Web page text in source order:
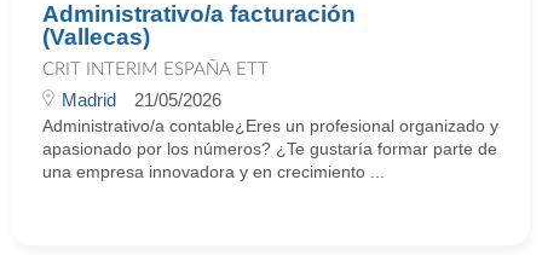
Administrativo/a facturación
(Vallecas)
CRIT INTERIM ESPAÑA ETT
Madrid 21/05/2026
Administrativo/a contable¿Eres un profesional organizado y
apasionado por los números? ¿Te gustaría formar parte de
una empresa innovadora y en crecimiento ...